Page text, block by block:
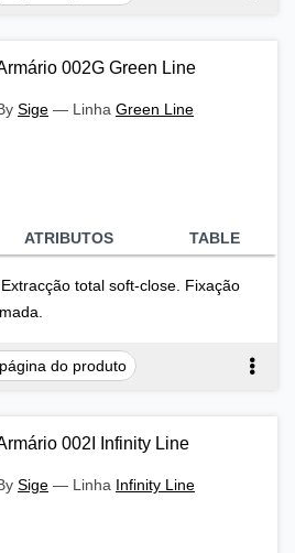
002G Green Line
Sige — Linha Green Line
ATRIBUTOS TABLE
total soft-close. Fixação
do produto
002I Infinity Line
Sige — Linha Infinity Line